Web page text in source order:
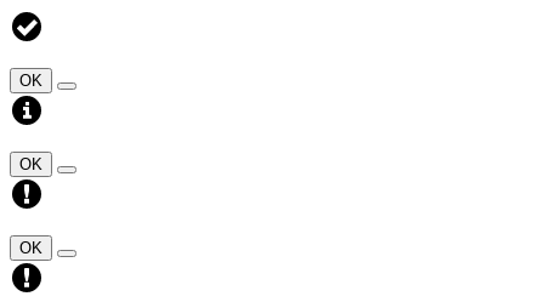
OK
OK
OK